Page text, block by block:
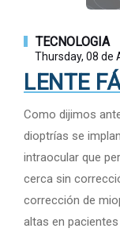
TECNOLOGIA
Thursday, 08 de
LENTE
Como dijimos
dioptrías se
intraocular que
cerca sin
corrección de
altas en